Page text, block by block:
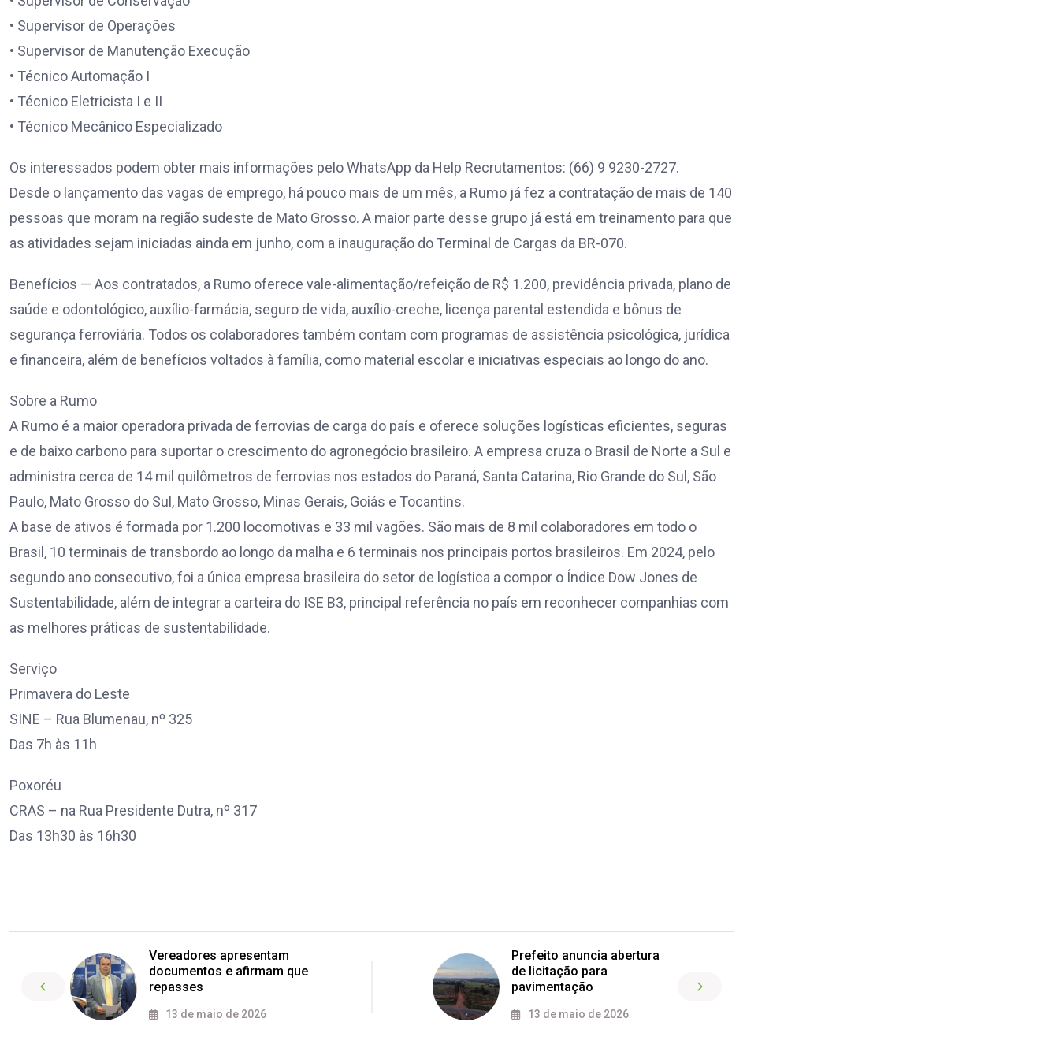
• Supervisor de Operações
• Supervisor de Manutenção Execução
• Técnico Automação I
• Técnico Eletricista I e II
• Técnico Mecânico Especializado
Os interessados podem obter mais informações pelo WhatsApp da Help Recrutamentos: (66) 9 9230-2727.
Desde o lançamento das vagas de emprego, há pouco mais de um mês, a Rumo já fez a contratação de mais de 140
pessoas que moram na região sudeste de Mato Grosso. A maior parte desse grupo já está em treinamento para que
as atividades sejam iniciadas ainda em junho, com a inauguração do Terminal de Cargas da BR-070.
Benefícios — Aos contratados, a Rumo oferece vale-alimentação/refeição de R$ 1.200, previdência privada, plano de
saúde e odontológico, auxílio-farmácia, seguro de vida, auxílio-creche, licença parental estendida e bônus de
segurança ferroviária. Todos os colaboradores também contam com programas de assistência psicológica, jurídica
e financeira, além de benefícios voltados à família, como material escolar e iniciativas especiais ao longo do ano.
Sobre a Rumo
A Rumo é a maior operadora privada de ferrovias de carga do país e oferece soluções logísticas eficientes, seguras
e de baixo carbono para suportar o crescimento do agronegócio brasileiro. A empresa cruza o Brasil de Norte a Sul e
administra cerca de 14 mil quilômetros de ferrovias nos estados do Paraná, Santa Catarina, Rio Grande do Sul, São
Paulo, Mato Grosso do Sul, Mato Grosso, Minas Gerais, Goiás e Tocantins.
A base de ativos é formada por 1.200 locomotivas e 33 mil vagões. São mais de 8 mil colaboradores em todo o
Brasil, 10 terminais de transbordo ao longo da malha e 6 terminais nos principais portos brasileiros. Em 2024, pelo
segundo ano consecutivo, foi a única empresa brasileira do setor de logística a compor o Índice Dow Jones de
Sustentabilidade, além de integrar a carteira do ISE B3, principal referência no país em reconhecer companhias com
as melhores práticas de sustentabilidade.
Serviço
Primavera do Leste
SINE – Rua Blumenau, nº 325
Das 7h às 11h
Poxoréu
CRAS – na Rua Presidente Dutra, nº 317
Das 13h30 às 16h30
Vereadores apresentam
documentos e afirmam que
repasses
13 de maio de 2026
Prefeito anuncia abertura
de licitação para
pavimentação
13 de maio de 2026